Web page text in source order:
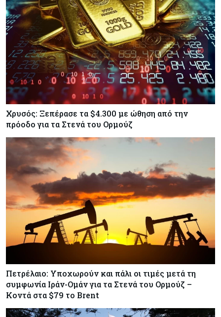
Κόσμος 05-08-2026
Τζεφ Μπέζος και Λεονάρντο Ντι Κάπριο
ενώνουν τις δυνάμεις τους σε deal μαμούθ $200
εκατ.
Χρυσός: Ξεπέρασε τα $4.300 με ώθηση από την
πρόοδο για τα Στενά του Ορμούζ
Πετρέλαιο: Υποχωρούν και πάλι οι τιμές μετά τη
συμφωνία Ιράν-Ομάν για τα Στενά του Ορμούζ –
Κοντά στα $79 το Brent